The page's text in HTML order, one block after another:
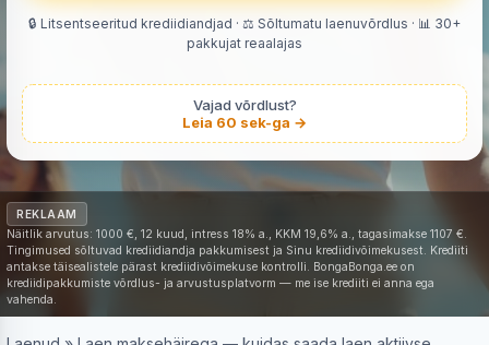
🔒 Litsentseeritud krediidiandjad · ⚖️ Sõltumatu laenuvõrdlus · 📊 30+
pakkujat reaalajas
Vajad võrdlust?
Leia 60 sek-ga →
REKLAAM
Näitlik arvutus: 1000 €, 12 kuud, intress 18% a., KKM 19,6% a., tagasimakse 1107 €.
Tingimused sõltuvad krediidiandja pakkumisest ja Sinu krediidivõimekusest. Krediiti
antakse täisealistele pärast krediidivõimekuse kontrolli. BongaBonga.ee on
krediidipakkumiste võrdlus- ja arvustusplatvorm — me ise krediiti ei anna ega
vahenda.